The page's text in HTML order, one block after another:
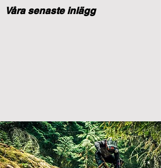
Våra senaste inlägg